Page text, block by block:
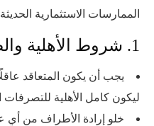
الممارسات الاستثمارية
1. شروط الأهلية والصفة القانونية
ليكون كامل الأهلية للتصرفات
خلو إرادة الأطراف من